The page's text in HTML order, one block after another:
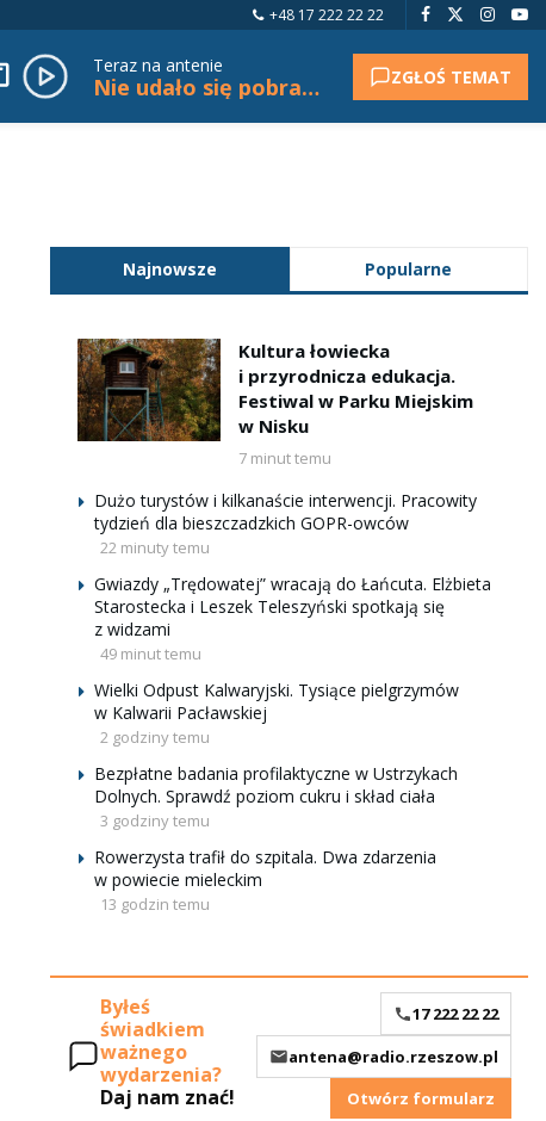
+48 17 222 22 22
Teraz na antenie
Nie udało się pobrać tytułu. ZGŁOŚ TEMAT
Najnowsze Popularne
Kultura łowiecka
i przyrodnicza edukacja.
Festiwal w Parku Miejskim
w Nisku
7 minut temu
Dużo turystów i kilkanaście interwencji. Pracowity
tydzień dla bieszczadzkich GOPR-owców
22 minuty temu
Gwiazdy „Trędowatej” wracają do Łańcuta. Elżbieta
Starostecka i Leszek Teleszyński spotkają się
z widzami
49 minut temu
Wielki Odpust Kalwaryjski. Tysiące pielgrzymów
w Kalwarii Pacławskiej
2 godziny temu
Bezpłatne badania profilaktyczne w Ustrzykach
Dolnych. Sprawdź poziom cukru i skład ciała
3 godziny temu
Rowerzysta trafił do szpitala. Dwa zdarzenia
w powiecie mieleckim
13 godzin temu
Byłeś
świadkiem
ważnego
wydarzenia?
Daj nam znać!
17 222 22 22
antena@radio.rzeszow.pl
Otwórz formularz